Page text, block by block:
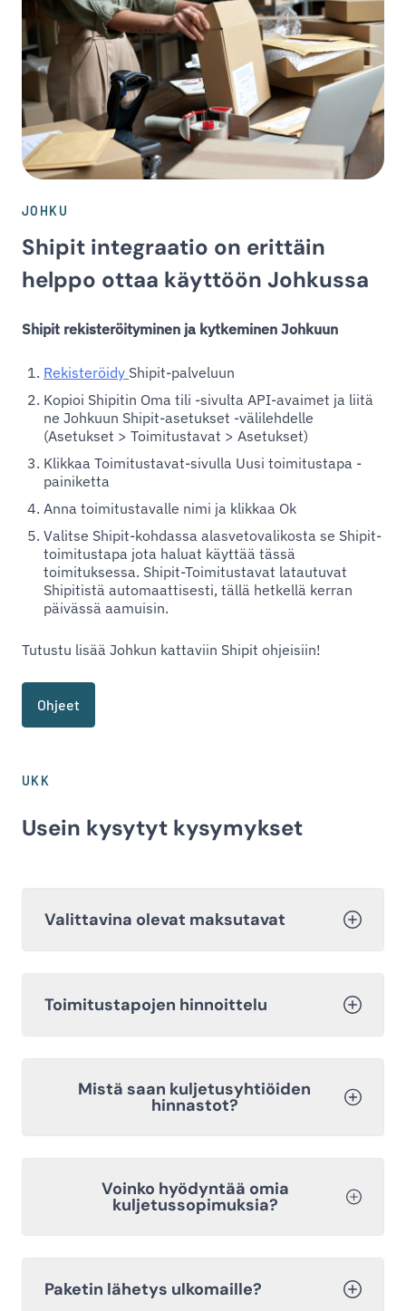
JOHKU
Shipit integraatio on erittäin
helppo ottaa käyttöön Johkussa
Shipit rekisteröityminen ja kytkeminen Johkuun
Rekisteröidy Shipit-palveluun
Kopioi Shipitin Oma tili -sivulta API-avaimet ja liitä
ne Johkuun Shipit-asetukset -välilehdelle
(Asetukset > Toimitustavat > Asetukset)
Klikkaa Toimitustavat-sivulla Uusi toimitustapa -
painiketta
Anna toimitustavalle nimi ja klikkaa Ok
Valitse Shipit-kohdassa alasvetovalikosta se Shipit-
toimitustapa jota haluat käyttää tässä
toimituksessa. Shipit-Toimitustavat latautuvat
Shipitistä automaattisesti, tällä hetkellä kerran
päivässä aamuisin.
Tutustu lisää Johkun kattaviin Shipit ohjeisiin!
Ohjeet
UKK
Usein kysytyt kysymykset
Valittavina olevat maksutavat
Toimitustapojen hinnoittelu
Mistä saan kuljetusyhtiöiden
hinnastot?
Voinko hyödyntää omia
kuljetussopimuksia?
Paketin lähetys ulkomaille?